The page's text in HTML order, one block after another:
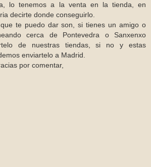
lo tenemos a la venta en la tienda, en
decirte donde conseguirlo.
te puedo dar son, si tienes un amigo o
cerca de Pontevedra o Sanxenxo
de nuestras tiendas, si no y estas
enviartelo a Madrid.
por comentar,